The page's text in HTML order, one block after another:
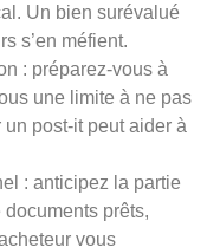
Un bien surévalué
s’en méfient.
: préparez-vous à
une limite à ne pas
post-it peut aider à
: anticipez la partie
prêts,
vous